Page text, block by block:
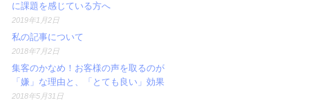
に課題を感じている方へ
2019年1月2日
私の記事について
2018年7月2日
集客のかなめ！お客様の声を取るのが
「嫌」な理由と、「とても良い」効果
2018年5月31日